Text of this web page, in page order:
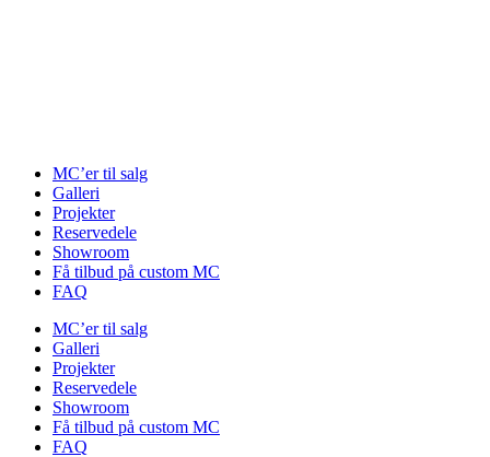
MC’er til salg
Galleri
Projekter
Reservedele
Showroom
Få tilbud på custom MC
FAQ
MC’er til salg
Galleri
Projekter
Reservedele
Showroom
Få tilbud på custom MC
FAQ